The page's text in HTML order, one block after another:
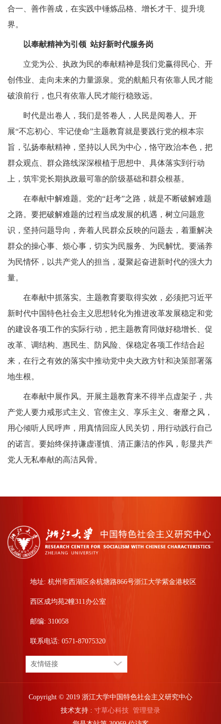
合一、善作善成，在实践中锤炼品格、增长才干、提升境
界。
以奉献精神为引领 站好新时代服务岗
立党为公、执政为民的奉献精神是我们党赢得民心、开
创伟业、走向未来的力量源泉。党的航船只有依靠人民才能
破浪前行，也只有依靠人民才能行稳致远。
时代是出卷人，我们是答卷人，人民是阅卷人。开
展“不忘初心、牢记使命”主题教育就是要践行党的根本宗
旨，弘扬奉献精神，坚持以人民为中心，恪守政治本色，把
群众观点、群众路线深深根植于思想中、具体落实到行动
上，筑牢党长期执政最可靠的阶级基础和群众根基。
在奉献中解难题。党的“赶考”之路，就是不断破解难题
之路。要把破解难题的过程当成发展的机遇，树立问题意
识，坚持问题导向，奔着人民群众反映的问题去，着重解决
群众的操心事、烦心事，切实为民服务、为民解忧。要涵养
为民情怀，以共产党人的担当，凝聚起奋进新时代的强大力
量。
在奉献中抓落实。主题教育要取得实效，必须把习近平
新时代中国特色社会主义思想转化为推进改革发展稳定和党
的建设各项工作的实际行动，把主题教育同做好稳增长、促
改革、调结构、惠民生、防风险、保稳定各项工作结合起
来，在行之有效的落实中推动党中央大政方针和决策部署落
地生根。
在奉献中展作风。开展主题教育来不得半点虚架子，共
产党人要力戒形式主义、官僚主义、享乐主义、奢靡之风，
用心倾听人民呼声，用真情回应人民关切，用行动践行自己
的诺言。要始终保持谦虚谨慎、清正廉洁的作风，彰显共产
党人无私奉献的高洁风骨。
地址: 杭州市西湖区余杭塘路866号浙江大学紫金港校区
西区成均苑2幢311办公室
邮编: 310058
联系电话: 0571-87075320
友情链接
Copyright © 2019 浙江大学中国特色社会主义研究中心
技术支持 : 寸草心科技 管理登录